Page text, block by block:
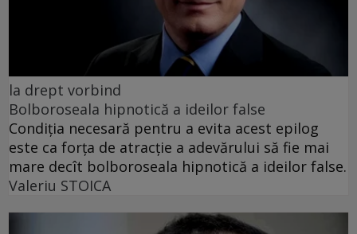
la drept vorbind
Bolboroseala hipnotică a ideilor false
Condiția necesară pentru a evita acest epilog
este ca forța de atracție a adevărului să fie mai
mare decît bolboroseala hipnotică a ideilor false.
Valeriu STOICA